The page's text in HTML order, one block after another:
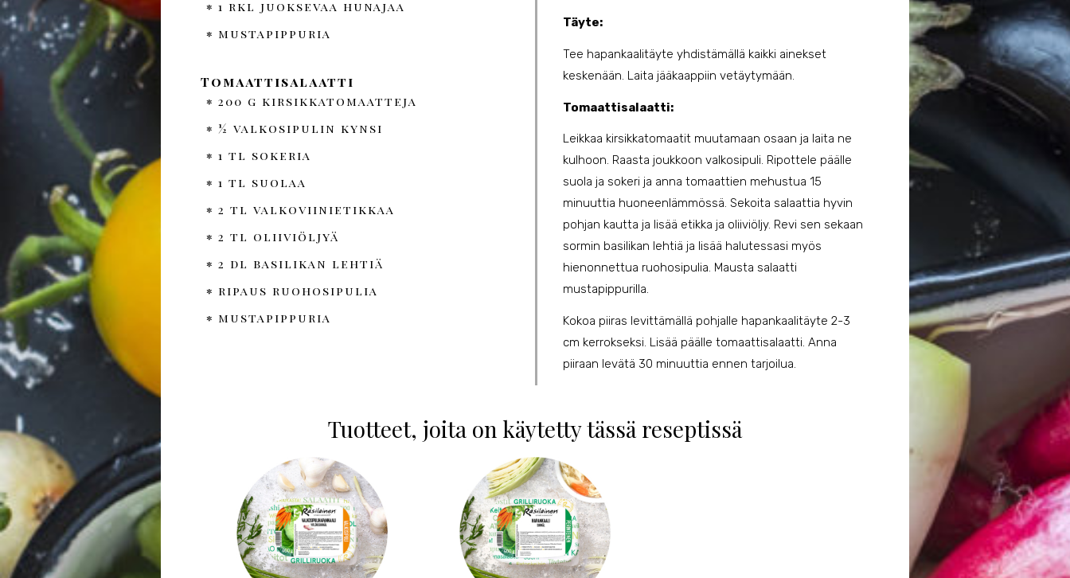
1 rkl juoksevaa hunajaa
mustapippuria
Tomaattisalaatti
200 g kirsikkatomaatteja
½ valkosipulin kynsi
1 tl sokeria
1 tl suolaa
2 tl valkoviinietikkaa
2 tl oliiviöljyä
2 dl basilikan lehtiä
ripaus ruohosipulia
mustapippuria
Täyte:
Tee hapankaalitäyte yhdistämällä kaikki ainekset
keskenään. Laita jääkaappiin vetäytymään.
Tomaattisalaatti:
Leikkaa kirsikkatomaatit muutamaan osaan ja laita ne
kulhoon. Raasta joukkoon valkosipuli. Ripottele päälle
suola ja sokeri ja anna tomaattien mehustua 15
minuuttia huoneenlämmössä. Sekoita salaattia hyvin
pohjan kautta ja lisää etikka ja oliiviöljy. Revi sen sekaan
sormin basilikan lehtiä ja lisää halutessasi myös
hienonnettua ruohosipulia. Mausta salaatti
mustapippurilla.
Kokoa piiras levittämällä pohjalle hapankaalitäyte 2-3
cm kerrokseksi. Lisää päälle tomaattisalaatti. Anna
piiraan levätä 30 minuuttia ennen tarjoilua.
Tuotteet, joita on käytetty tässä reseptissä